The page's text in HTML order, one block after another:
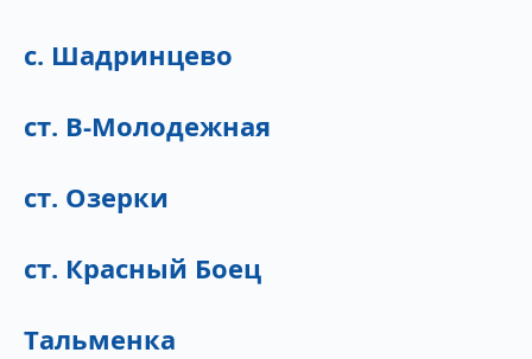
с. Шадринцево
ст. В-Молодежная
ст. Озерки
ст. Красный Боец
Тальменка